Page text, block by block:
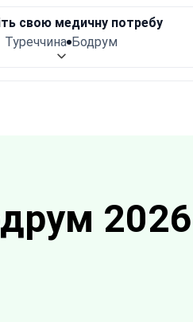
свою медичну потребу
Туреччина Бодрум
2026